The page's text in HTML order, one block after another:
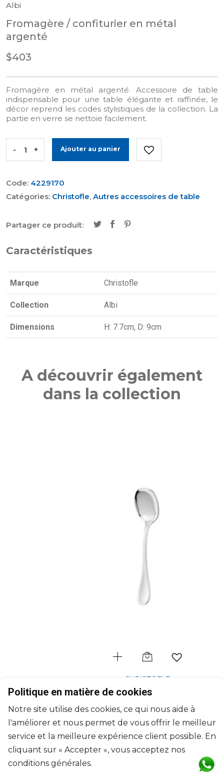
Albi
Fromagère / confiturier en métal
argenté
$403
Fromagère en métal argenté. Accessoire de table
indispensable pour une table élégante et raffinée, le
décor reprend les codes stylistiques de la collection. La
partie en verre se nettoie facilement.
- + Ajouter au panier
Code: 4229170
Catégories: Christofle, Autres accessoires de table
Partager ce produit:
Caractéristiques
Marque Christofle
Collection Albi
Dimensions H: 7.7cm, D: 9cm
A découvrir également
dans la collection
CHRISTOFLE
Albi
L: 16.5cm; l: 10.5cm, H: 5cm
$360
Politique en matière de cookies
Notre site utilise des cookies, ce qui nous aide à
l'améliorer et nous permet de vous offrir le meilleur
service et la meilleure expérience client possible. En
cliquant sur « Accepter », vous acceptez nos
conditions générales.